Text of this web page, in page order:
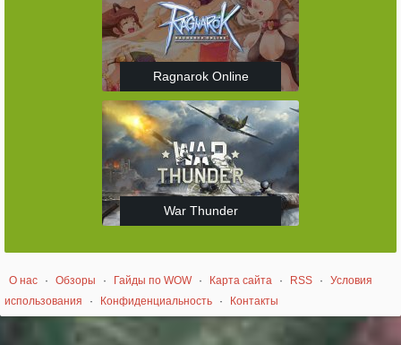
Ragnarok Online
War Thunder
О нас · Обзоры · Гайды по WOW · Карта сайта · RSS ·
Условия
использования
· Конфиденциальность · Контакты